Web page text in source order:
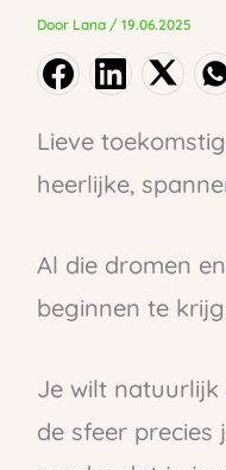
Door Lana / 19.06.2025
Lieve
heerlijke,
Al die dromen
beginnen te
Je wilt
de sfeer precies